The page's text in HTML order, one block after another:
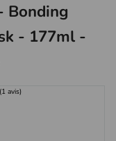
Bonding
- 177ml -